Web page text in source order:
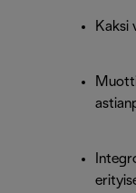
Kaksi